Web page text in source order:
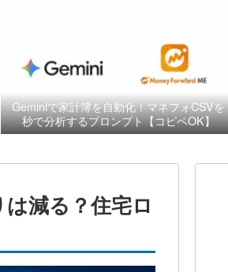
Geminiで家計簿を自動化！マネフォCSVを
秒で分析するプロンプト【コピペOK】
は減る？住宅ロ